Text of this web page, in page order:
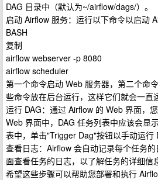
DAG 目录中（默认为~/airflow/dags/）。
启动 Airflow 服务：运行以下命令以启动
BASH
复制
airflow webserver -p 8080
airflow scheduler
第一个命令启动 Web 服务器，第二个命
些命令放在后台运行，这样它们就会一直
运行 DAG：通过 Airflow 的 Web 界面，
Web 界面中，DAG 任务列表中应该会显
表中，单击"Trigger Dag"按钮以手动运行
查看日志：Airflow 会自动记录每个任务
面查看任务的日志，以了解任务的详细信
希望这些步骤可以帮助您部署和执行